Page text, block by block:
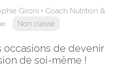
Gironi • Coach Nutrition &
Non classé
occasions de devenir
de soi-même !